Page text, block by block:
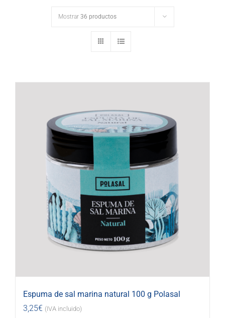
Mostrar 36 productos
Espuma de sal marina natural 100 g Polasal
3,25€ (IVA incluido)